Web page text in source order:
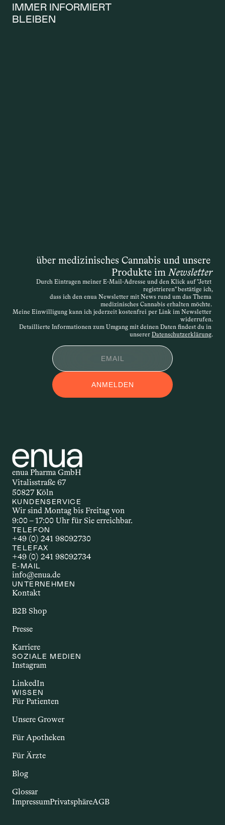
medizinischen Bereich – strengen
gesetzlichen und qualitativen Vorgaben.
ist die Definition offen – entscheidend
ist, dass die Therapie medizinisch
nachvollziehbar begründet wird. Die
Verordnung kann daher sehr individuell
erfolgen. Wird der Antrag abgelehnt,
besteht die Möglichkeit des
APPLIKATIONSFOR
M
oder Creme: Die Form der Anwendung
beeinflusst, wie schnell und wie stark
der Wirkstoff wirkt. Welche
Applikationsform gewählt wird, hängt
unter anderem vom Wirkstoff selbst,
dem gewünschten Effekt und den
individuellen Bedürfnissen ab.
AUTOIMMUNERKR
ANKUNG
chronische Störungen, bei denen das
Arthritis oder Morbus Crohn. Sie gehen
häufig mit Entzündungen und einer
wird untersucht, ob bestimmte
Cannabinoide – potenzielle Effekte auf
das Immunsystem und entzündliche
IMMER INFORMIERT
BLEIBEN
über medizinisches Cannabis und unsere
Produkte im Newsletter
Durch Eintragen meiner E-Mail-Adresse und den Klick auf "Jetzt
registrieren" bestätige ich,
dass ich den enua Newsletter mit News rund um das Thema
medizinisches Cannabis erhalten möchte.
Meine Einwilligung kann ich jederzeit kostenfrei per Link im Newsletter
widerrufen.
Detaillierte Informationen zum Umgang mit deinen Daten findest du in
unserer Datenschutzerklärung.
ANMELDEN
enua Pharma GmbH
Vitalisstraße 67
50827 Köln
KUNDENSERVICE
Wir sind Montag bis Freitag von
9:00 – 17:00 Uhr für Sie erreichbar.
TELEFON
+49 (0) 241 98092730
TELEFAX
+49 (0) 241 98092734
E-MAIL
info@enua.de
UNTERNEHMEN
Kontakt
B2B Shop
Presse
Karriere
SOZIALE MEDIEN
Instagram
LinkedIn
WISSEN
Für Patienten
Unsere Grower
Für Apotheken
Für Ärzte
Blog
Glossar
ImpressumPrivatsphäreAGB